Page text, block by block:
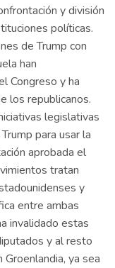
y división
políticas.
de Trump con
han
Congreso y ha
los republicanos.
legislativas
para usar la
aprobada el
tratan
y
entre ambas
invalidado estas
y al resto
ya sea